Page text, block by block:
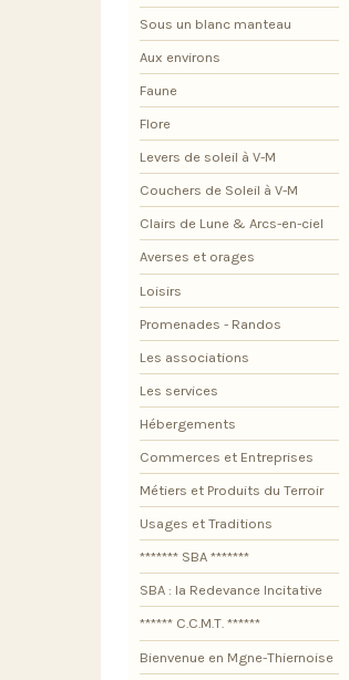
Sous un blanc manteau
Aux environs
Faune
Flore
Levers de soleil à V-M
Couchers de Soleil à V-M
Clairs de Lune & Arcs-en-ciel
Averses et orages
Loisirs
Promenades - Randos
Les associations
Les services
Hébergements
Commerces et Entreprises
Métiers et Produits du Terroir
Usages et Traditions
******* SBA *******
SBA : la Redevance Incitative
****** C.C.M.T. ******
Bienvenue en Mgne-Thiernoise